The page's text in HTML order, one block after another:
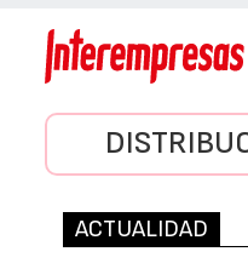
ACTUALIDAD